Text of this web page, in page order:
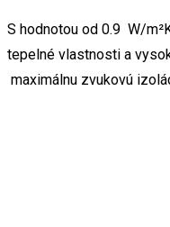
S hodnotou od 0.9 W/
tepelné vlastnosti a
maximálnu zvukovú